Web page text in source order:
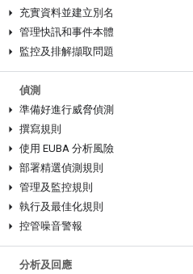
充實資料並建立別名
管理快訊和事件本體
監控及排解擷取問題
偵測
準備好進行威脅偵測
撰寫規則
使用 EUBA 分析風險
部署精選偵測規則
管理及監控規則
執行及最佳化規則
控管噪音警報
分析及回應